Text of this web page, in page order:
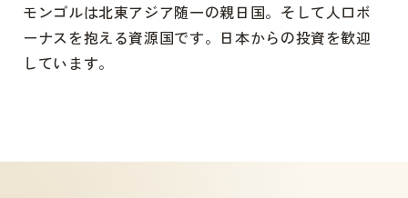
モンゴルは北東アジア随一の親日国。そして人口ボ
ーナスを抱える資源国です。日本からの投資を歓迎
しています。